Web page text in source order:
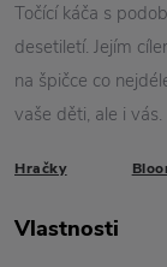
Točící káča s
desetiletí. Jejím
na špičce co
vaše děti, ale i vás.
Hračky
Vlastnosti